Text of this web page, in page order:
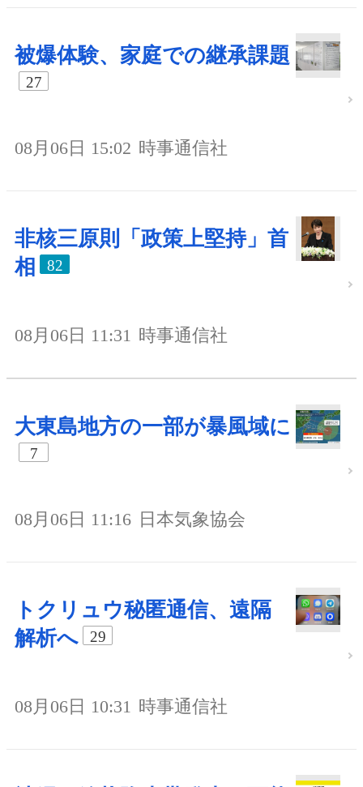
被爆体験、家庭での継承課題
27
08月06日 15:02 時事通信社
非核三原則「政策上堅持」首
相
82
08月06日 11:31 時事通信社
大東島地方の一部が暴風域に
7
08月06日 11:16 日本気象協会
トクリュウ秘匿通信、遠隔
解析へ
29
08月06日 10:31 時事通信社